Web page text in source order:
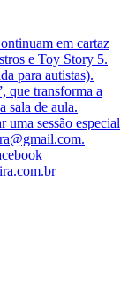
em cartaz
e Toy Story 5.
para autistas).
que transforma a
sala de aula.
uma sessão especial